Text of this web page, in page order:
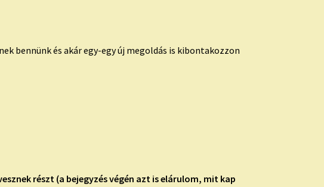
bennünk és akár egy-egy új megoldás is kibontakozzon
részt (a bejegyzés végén azt is elárulom, mit kap